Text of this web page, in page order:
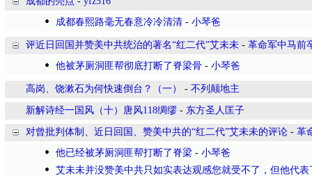
成都春熙路毫无春意冷冷清清 - 小琴爸
评近日回国并赞美中共统治的著名“红二代”艾未未 - 革命军中马前
他被茅厕洞匪帮彻底打断了脊梁骨 - 小琴爸
高岗、饶漱石为何快速倒台？（一） - 不列颠地主
新解诗经一国风（十）唐风118绸缪 - 东方圣人匡子
对曾批判体制、近日回国、赞美中共的“红二代”艾未未的评论 - 革
他已经被茅厕洞匪帮打断了脊梁 - 小琴爸
艾未未并没赞美中共只如实表达观感您就受不了，但他代表